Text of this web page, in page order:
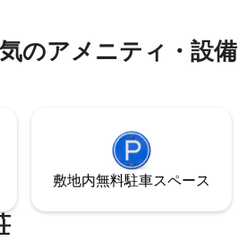
のアメニティ・設備
敷地内無料駐⁠車ス⁠ペ⁠ー⁠ス